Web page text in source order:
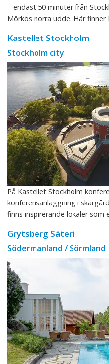
– endast 50 minuter från
Mörkös norra udde. Här finner
Kastellet Stockholm
Stockholm city
På Kastellet Stockholm
konferensanläggning i
finns inspirerande lokaler som
Grytsberg Säteri
Södermanland / Sörmland